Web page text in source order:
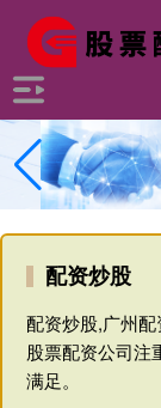
配资炒股
配资炒股,广州
股票配资公司注
满足。